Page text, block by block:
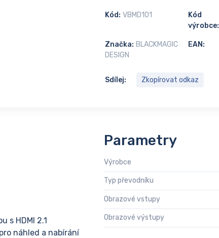
Kód: VBMD101
Kód
výrobce:
EAN:
Značka: BLACKMAGIC
DESIGN
Sdílej: Zkopírovat odkaz
s HDMI 2.1
náhled a nabírání
Parametry
Výrobce
Typ převodníku
Obrazové vstupy
Obrazové výstupy